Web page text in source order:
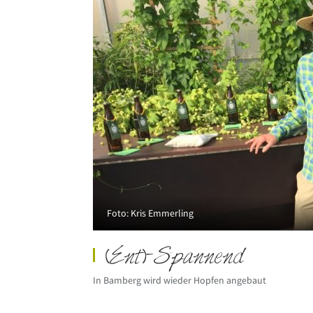
Foto: Kris Emmerling
(Ent)-Spannend
In Bamberg wird wieder Hopfen angebaut